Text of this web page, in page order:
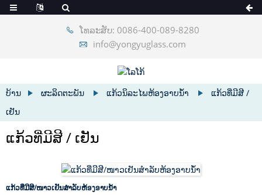
ໂທລະສັບ: 0086-400-089-8280
info@yongyuglass.com
ບ້ານ ຜະລິດຕະພັນ ແກ້ວນິລະໄພຫ້ອງອາບນ້ໍາ
ແກ້ວ​ທີ່​ມີ​ສີ /
ເຢັນ​
ແກ້ວ​ທີ່​ມີ​ສີ / ເຢັນ​
ແກ້ວ​ທີ່​ມີ​ສີ​/​ໜາວ​ເຢັນ​ສຳ​ລັບ​ຫ້ອງ​ອາບ​ນ້ຳ